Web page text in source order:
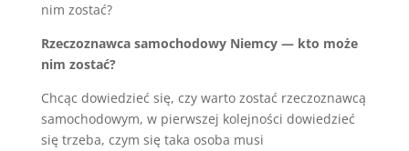
nim zostać?
Rzeczoznawca samochodowy Niemcy — kto może
nim zostać?
Chcąc dowiedzieć się, czy warto zostać rzeczoznawcą
samochodowym, w pierwszej kolejności dowiedzieć
się trzeba, czym się taka osoba musi